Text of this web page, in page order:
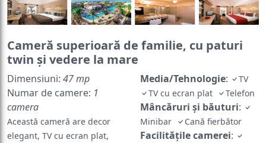
Cameră superioară de familie, cu paturi
twin și vedere la mare
Dimensiuni: 47 mp
Numar de camere: 1
camera
Această cameră are decor
elegant, TV cu ecran plat,
Media/Tehnologie:
TV
TV cu ecran plat
Telefon
Mâncăruri și băuturi:
Minibar Cană fierbător
Facilităţile camerei: